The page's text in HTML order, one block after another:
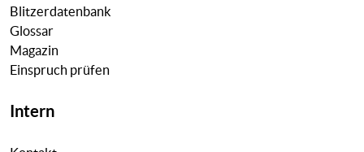
Blitzerdatenbank
Glossar
Magazin
Einspruch prüfen
Intern